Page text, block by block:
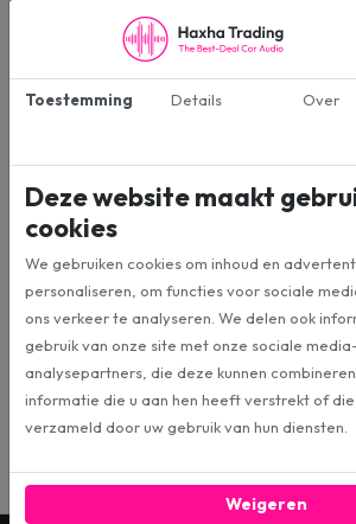
25cm diep onderkant
Specificaties
Merk:
Formaat:
Toestemming Details Over
Deze website maakt
cookies
We gebruiken cookies om inhoud en
personaliseren, om functies voor sociale
ons verkeer te analyseren. We delen ook
gebruik van onze site met onze sociale
analysepartners, die deze kunnen
informatie die u aan hen heeft verstrekt of
verzameld door uw gebruik van hun diensten.
Weigeren